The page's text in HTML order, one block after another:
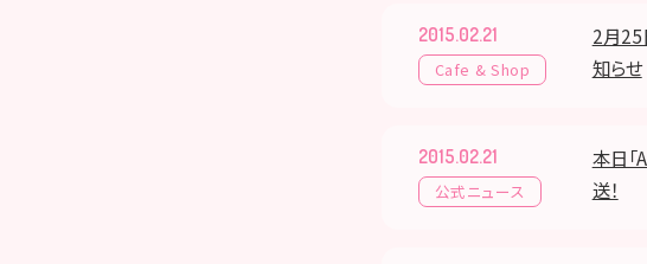
2015.02.21
Cafe & Shop
2月25
知らせ
2015.02.21
公式ニュース
本日「
送！